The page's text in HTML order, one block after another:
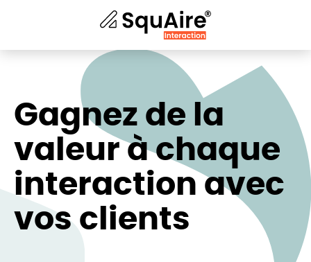
Gagnez de la
valeur à chaque
interaction avec
vos clients